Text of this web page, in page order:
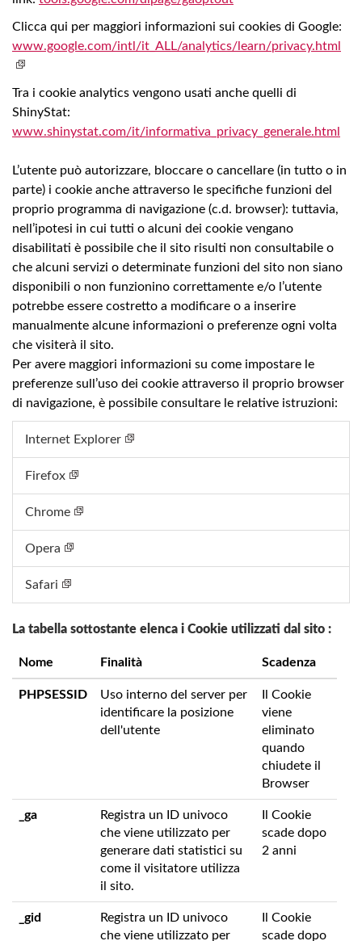
Clicca qui per maggiori informazioni sui cookies di Google:
www.google.com/intl/it_ALL/analytics/learn/privacy.html
Tra i cookie analytics vengono usati anche quelli di
ShinyStat:
www.shinystat.com/it/informativa_privacy_generale.html
L’utente può autorizzare, bloccare o cancellare (in tutto o in
parte) i cookie anche attraverso le specifiche funzioni del
proprio programma di navigazione (c.d. browser): tuttavia,
nell’ipotesi in cui tutti o alcuni dei cookie vengano
disabilitati è possibile che il sito risulti non consultabile o
che alcuni servizi o determinate funzioni del sito non siano
disponibili o non funzionino correttamente e/o l’utente
potrebbe essere costretto a modificare o a inserire
manualmente alcune informazioni o preferenze ogni volta
che visiterà il sito.
Per avere maggiori informazioni su come impostare le
preferenze sull’uso dei cookie attraverso il proprio browser
di navigazione, è possibile consultare le relative istruzioni:
Internet Explorer
Firefox
Chrome
Opera
Safari
La tabella sottostante elenca i Cookie utilizzati dal sito :
Nome Finalità Scadenza
PHPSESSID
Uso interno del server per
identificare la posizione
dell'utente
Il Cookie
viene
eliminato
quando
chiudete il
Browser
_ga
Registra un ID univoco
che viene utilizzato per
generare dati statistici su
come il visitatore utilizza
il sito.
Il Cookie
scade dopo
2 anni
_gid
Registra un ID univoco
che viene utilizzato per
Il Cookie
scade dopo